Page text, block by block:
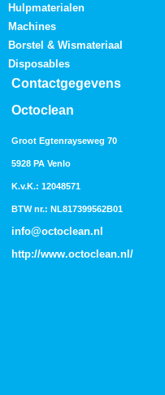
Hulpmaterialen
Machines
Borstel & Wismateriaal
Disposables
Contactgegevens
Octoclean
Groot Egtenrayseweg 70
5928 PA Venlo
K.v.K.: 12048571
BTW nr.: NL817399562B01
info@octoclean.nl
http://www.octoclean.nl /